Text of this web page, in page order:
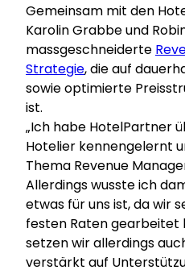
Gemeinsam mit den
Karolin Grabbe und
massgeschneiderte
Strategie, die auf
sowie optimierte
ist.
„Ich habe HotelPartner
Hotelier kennengelernt
Thema Revenue
Allerdings wusste ich
etwas für uns ist, da wir
festen Raten gearbeitet
setzen wir allerdings
verstärkt auf